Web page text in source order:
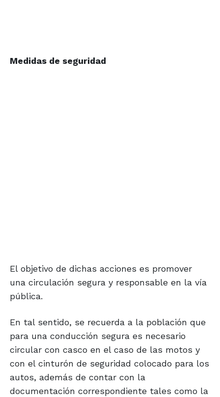
Medidas de seguridad
El objetivo de dichas acciones es promover
una circulación segura y responsable en la vía
pública.
En tal sentido, se recuerda a la población que
para una conducción segura es necesario
circular con casco en el caso de las motos y
con el cinturón de seguridad colocado para los
autos, además de contar con la
documentación correspondiente tales como la